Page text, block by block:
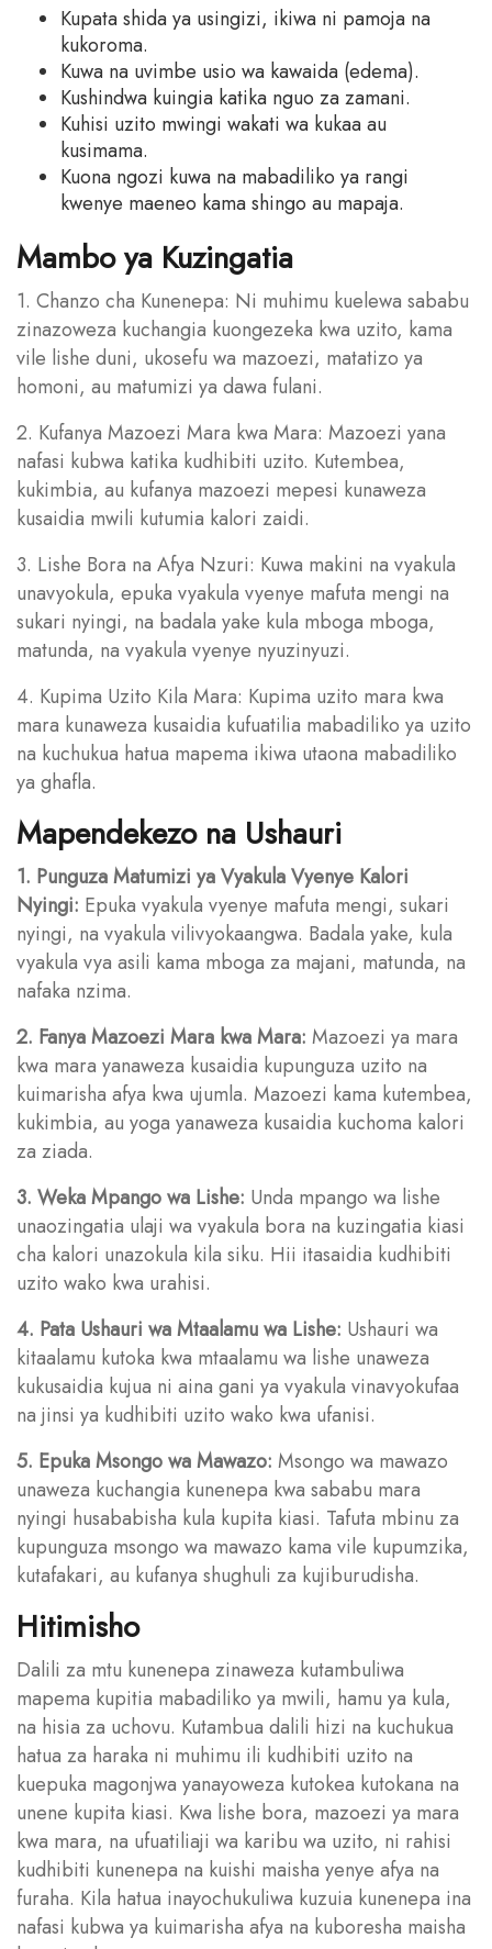
Kupata shida ya usingizi, ikiwa ni pamoja na
kukoroma.
Kuwa na uvimbe usio wa kawaida (edema).
Kushindwa kuingia katika nguo za zamani.
Kuhisi uzito mwingi wakati wa kukaa au
kusimama.
Kuona ngozi kuwa na mabadiliko ya rangi
kwenye maeneo kama shingo au mapaja.
Mambo ya Kuzingatia
1. Chanzo cha Kunenepa: Ni muhimu kuelewa sababu
zinazoweza kuchangia kuongezeka kwa uzito, kama
vile lishe duni, ukosefu wa mazoezi, matatizo ya
homoni, au matumizi ya dawa fulani.
2. Kufanya Mazoezi Mara kwa Mara: Mazoezi yana
nafasi kubwa katika kudhibiti uzito. Kutembea,
kukimbia, au kufanya mazoezi mepesi kunaweza
kusaidia mwili kutumia kalori zaidi.
3. Lishe Bora na Afya Nzuri: Kuwa makini na vyakula
unavyokula, epuka vyakula vyenye mafuta mengi na
sukari nyingi, na badala yake kula mboga mboga,
matunda, na vyakula vyenye nyuzinyuzi.
4. Kupima Uzito Kila Mara: Kupima uzito mara kwa
mara kunaweza kusaidia kufuatilia mabadiliko ya uzito
na kuchukua hatua mapema ikiwa utaona mabadiliko
ya ghafla.
Mapendekezo na Ushauri
1. Punguza Matumizi ya Vyakula Vyenye Kalori
Nyingi: Epuka vyakula vyenye mafuta mengi, sukari
nyingi, na vyakula vilivyokaangwa. Badala yake, kula
vyakula vya asili kama mboga za majani, matunda, na
nafaka nzima.
2. Fanya Mazoezi Mara kwa Mara: Mazoezi ya mara
kwa mara yanaweza kusaidia kupunguza uzito na
kuimarisha afya kwa ujumla. Mazoezi kama kutembea,
kukimbia, au yoga yanaweza kusaidia kuchoma kalori
za ziada.
3. Weka Mpango wa Lishe: Unda mpango wa lishe
unaozingatia ulaji wa vyakula bora na kuzingatia kiasi
cha kalori unazokula kila siku. Hii itasaidia kudhibiti
uzito wako kwa urahisi.
4. Pata Ushauri wa Mtaalamu wa Lishe: Ushauri wa
kitaalamu kutoka kwa mtaalamu wa lishe unaweza
kukusaidia kujua ni aina gani ya vyakula vinavyokufaa
na jinsi ya kudhibiti uzito wako kwa ufanisi.
5. Epuka Msongo wa Mawazo: Msongo wa mawazo
unaweza kuchangia kunenepa kwa sababu mara
nyingi husababisha kula kupita kiasi. Tafuta mbinu za
kupunguza msongo wa mawazo kama vile kupumzika,
kutafakari, au kufanya shughuli za kujiburudisha.
Hitimisho
Dalili za mtu kunenepa zinaweza kutambuliwa
mapema kupitia mabadiliko ya mwili, hamu ya kula,
na hisia za uchovu. Kutambua dalili hizi na kuchukua
hatua za haraka ni muhimu ili kudhibiti uzito na
kuepuka magonjwa yanayoweza kutokea kutokana na
unene kupita kiasi. Kwa lishe bora, mazoezi ya mara
kwa mara, na ufuatiliaji wa karibu wa uzito, ni rahisi
kudhibiti kunenepa na kuishi maisha yenye afya na
furaha. Kila hatua inayochukuliwa kuzuia kunenepa ina
nafasi kubwa ya kuimarisha afya na kuboresha maisha